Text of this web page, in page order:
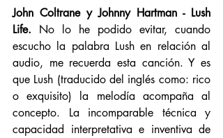
John Coltrane y Johnny Hartman - Lush
Life. No lo he podido evitar, cuando
escucho la palabra Lush en relación al
audio, me recuerda esta canción. Y es
que Lush (traducido del inglés como: rico
o exquisito) la melodía acompaña al
concepto. La incomparable técnica y
capacidad interpretativa e inventiva de